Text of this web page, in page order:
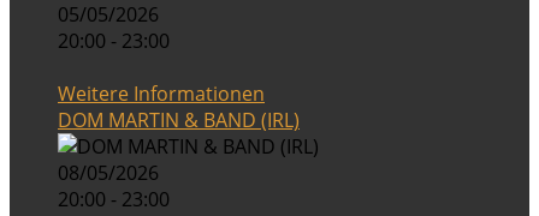
05/05/2026
20:00 - 23:00
Weitere Informationen
DOM MARTIN & BAND (IRL)
08/05/2026
20:00 - 23:00